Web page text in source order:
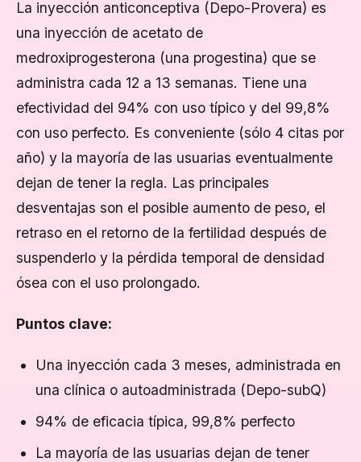
La inyección anticonceptiva (Depo-Provera) es
una inyección de acetato de
medroxiprogesterona (una progestina) que se
administra cada 12 a 13 semanas. Tiene una
efectividad del 94% con uso típico y del 99,8%
con uso perfecto. Es conveniente (sólo 4 citas por
año) y la mayoría de las usuarias eventualmente
dejan de tener la regla. Las principales
desventajas son el posible aumento de peso, el
retraso en el retorno de la fertilidad después de
suspenderlo y la pérdida temporal de densidad
ósea con el uso prolongado.
Puntos clave:
Una inyección cada 3 meses, administrada en
una clínica o autoadministrada (Depo-subQ)
94% de eficacia típica, 99,8% perfecto
La mayoría de las usuarias dejan de tener